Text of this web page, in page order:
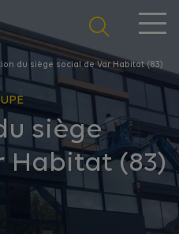
du siège social de Var Habitat (83)
siège
Habitat (83)